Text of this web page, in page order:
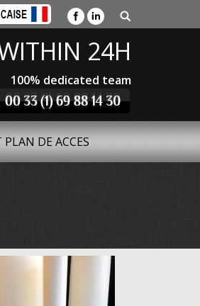
24H
100% dedicated team
DE ACCES